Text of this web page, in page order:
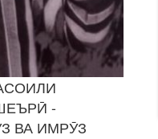
-
ВА ИМРӮЗ